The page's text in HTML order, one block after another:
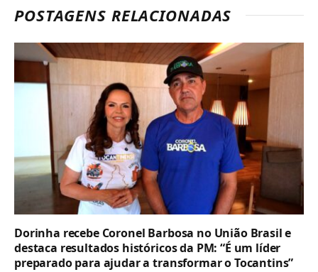
POSTAGENS RELACIONADAS
Dorinha recebe Coronel Barbosa no União Brasil e
destaca resultados históricos da PM: “É um líder
preparado para ajudar a transformar o Tocantins”